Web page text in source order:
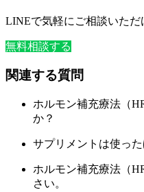
LINEで気軽にご相談いただ
無料相談する
関連する質問
ホルモン補充療法（
か？
サプリメントは使っ
ホルモン補充療法（
さい。